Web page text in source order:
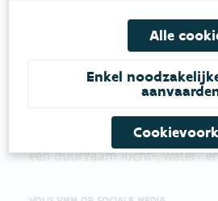
VLAAMSE
MILIEUMAATSCHAPPIJ
Onze leefomgeving
Daarvoor zetten we samen
een duurzaam lucht-, water-
Alle
Enkel